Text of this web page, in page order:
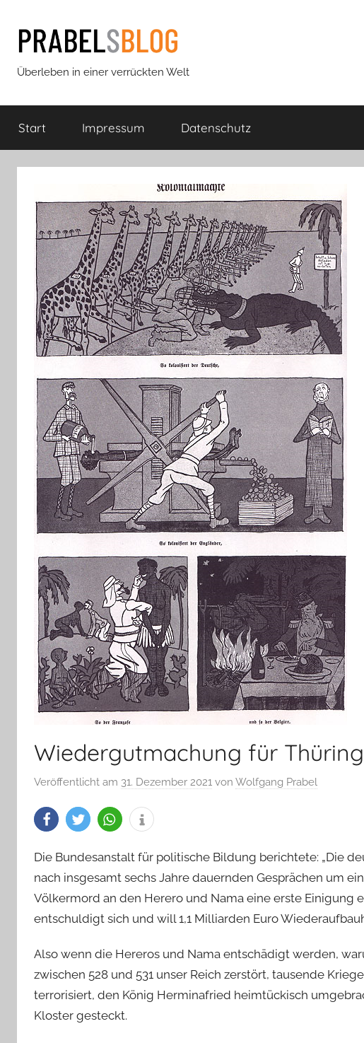
Inhalt
springen
Prabels
Blog
Überleben in einer verrückten Welt
Start Impressum Datenschutz
Wiedergutmachung für
Veröffentlicht am 31. Dezember 2021 von Wolfgang Prabel
Die Bundesanstalt für politische Bildung berichtete: „Die
nach insgesamt sechs Jahre dauernden Gesprächen um
Völkermord an den Herero und Nama eine erste Einigung
entschuldigt sich und will 1,1 Milliarden Euro
Also wenn die Hereros und Nama entschädigt werden,
zwischen 528 und 531 unser Reich zerstört, tausende
terrorisiert, den König Herminafried heimtückisch
Kloster gesteckt.